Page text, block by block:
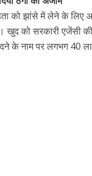
को झांसे में लेने के लिए
खुद को सरकारी एजेंसी
के नाम पर लगभग 40